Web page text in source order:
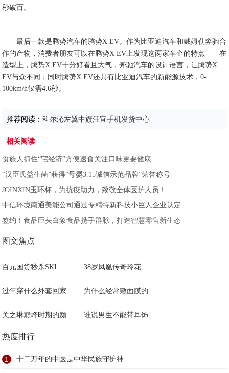
秒破百。
最后一款是腾势汽车的腾势X EV。作为比亚迪汽车和戴姆勒奔驰合
作的产物，消费者朋友可以在腾势X EV上发现这两家车企的特点——在
造型上，腾势X EV十分好看且大气，奔驰汽车的设计语言，让腾势X
EV与众不同；同时腾势X EV还具有比亚迪汽车的新能源技术，0-
100km/h仅需4.6秒。
推荐阅读：科尔沁左翼中旗汪宜手机发货中心
相关阅读
食族人抓住“宅经济”方便速食关注口味更要健康
“汉臣氏益生菌”获得“母婴3.15诚信示范品牌”荣誉称号——
JOINXIN玉环杯，为抗疫助力，致敬全体医护人员！
中信环境南通美能公司通过专精特新科技小巨人企业认定
签约！食品巨头白象食品携手群脉，打造智慧零售新生态
图文焦点
百元国货秒杀SKI 38岁凤凰传奇玲花
过年穿什么外套回家 为什么经常敷面膜的
关之琳巅峰时期的颜 谁说男生不能带耳饰
热度排行
1 十二万年的中医是中华民族守护神